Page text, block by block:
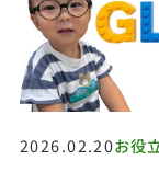
2026.02.20お役